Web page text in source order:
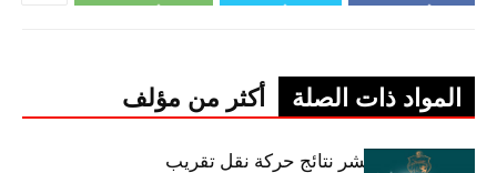
المواد ذات الصلة أكثر من مؤلف
وزارة التربية تنشر نتائج حركة نقل تقريب